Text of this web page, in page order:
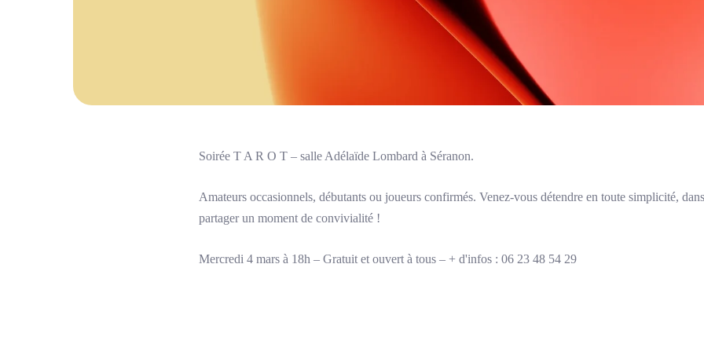
Soirée T A R O T – salle Adélaïde Lombard à Séranon.
Amateurs occasionnels, débutants ou joueurs confirmés. Venez-vous détendre en toute simplicité,
partager un moment de convivialité !
Mercredi 4 mars à 18h – Gratuit et ouvert à tous – + d'infos : 06 23 48 54 29